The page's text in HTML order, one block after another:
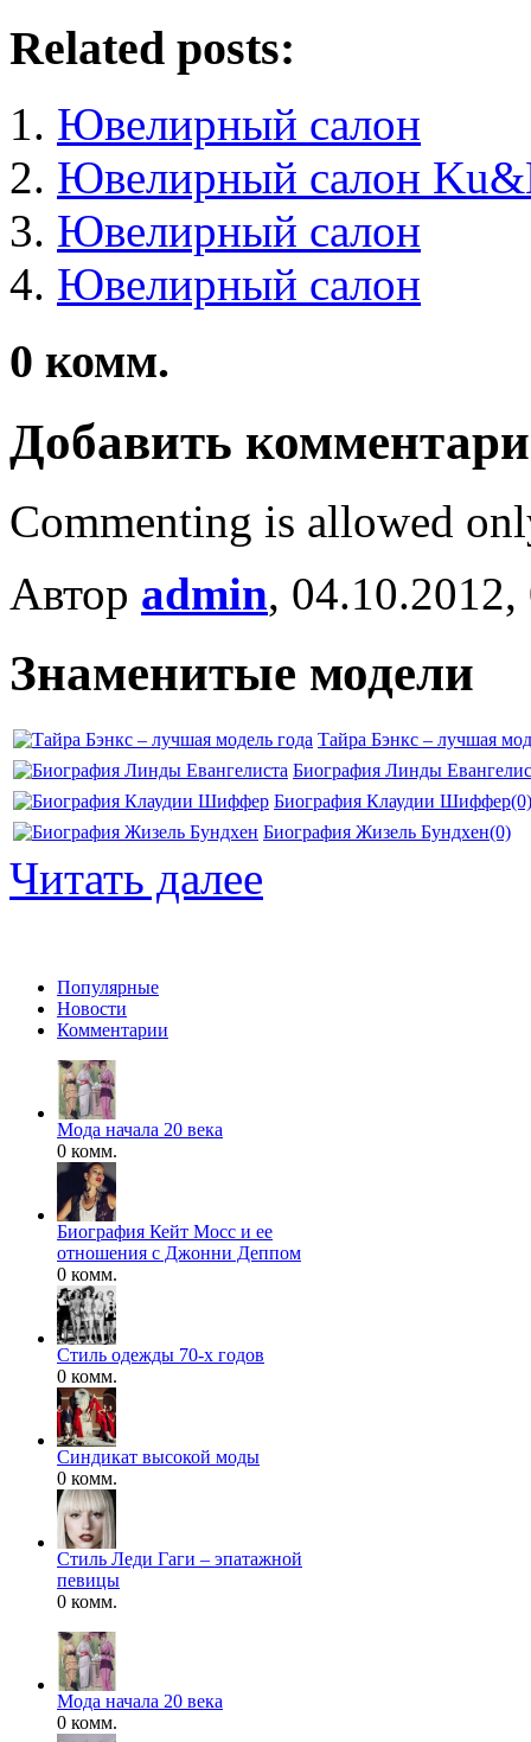
Related posts:
Ювелирный салон
Ювелирный салон
Ювелирный салон
Ювелирный салон
0 комм.
Добавить
Commenting is allowed
Автор admin,
Знаменитые модели
Тайра Бэнкс – лучшая
Биография Линды
Биография Клаудии Шиффер(0)
Биография Жизель Бундхен(0)
Читать далее
Популярные
Новости
Комментарии
Мода начала 20 века
0 комм.
Биография Кейт Мосс и ее
отношения с Джонни Деппом
0 комм.
Стиль одежды 70-х годов
0 комм.
Синдикат высокой моды
0 комм.
Стиль Леди Гаги – эпатажной
певицы
0 комм.
Мода начала 20 века
0 комм.